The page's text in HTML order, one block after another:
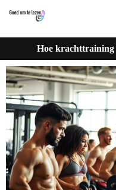
Hoe krachttraining